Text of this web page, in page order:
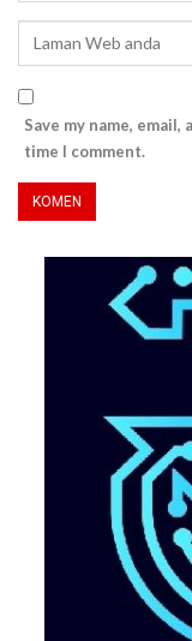
Save my name,
time I comment.